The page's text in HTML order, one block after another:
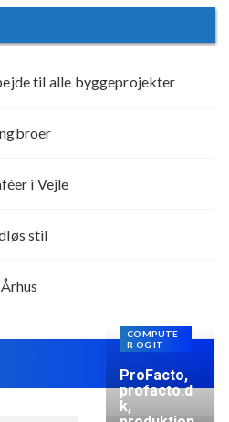
til alle byggeprojekter
i Vejle
stil
COMPUTE
R OG IT
ProFacto,
profacto.d
k,